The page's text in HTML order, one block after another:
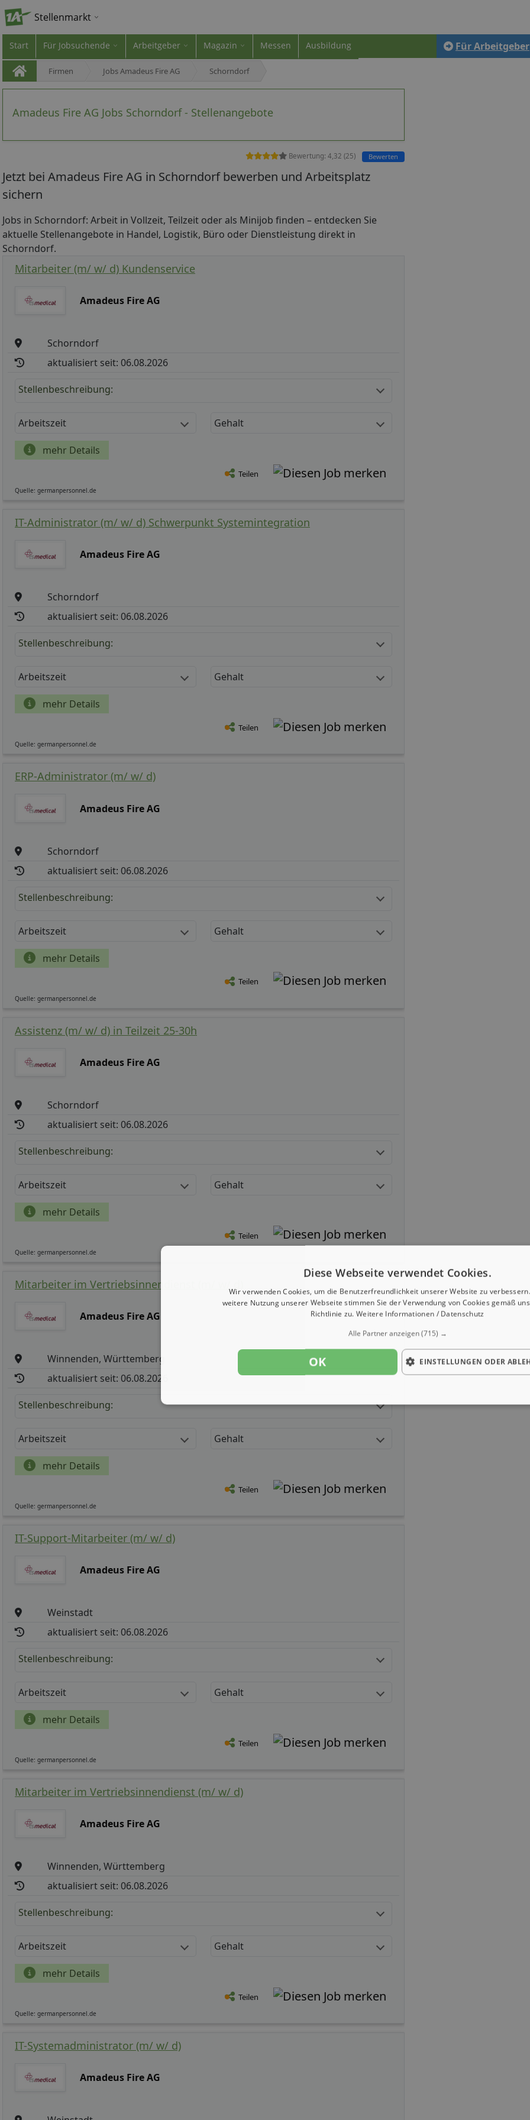
Stellenmarkt
Start Für Jobsuchende Arbeitgeber Magazin Messen Ausbildung Für Arbeitgeber
Firmen Jobs Amadeus Fire AG Schorndorf
Amadeus Fire AG Jobs Schorndorf - Stellenangebote
Bewertung: 4,32 (25) Bewerten
Jetzt bei Amadeus Fire AG in Schorndorf bewerben und Arbeitsplatz
sichern
Jobs in Schorndorf: Arbeit in Vollzeit, Teilzeit oder als Minijob finden – entdecken Sie
aktuelle Stellenangebote in Handel, Logistik, Büro oder Dienstleistung direkt in
Schorndorf.
Mitarbeiter (m/ w/ d) Kundenservice
Amadeus Fire AG
Schorndorf
aktualisiert seit: 06.08.2026
Stellenbeschreibung:
Arbeitszeit Gehalt
mehr Details
Teilen
Quelle: germanpersonnel.de
IT-Administrator (m/ w/ d) Schwerpunkt Systemintegration
Amadeus Fire AG
Schorndorf
aktualisiert seit: 06.08.2026
Stellenbeschreibung:
Arbeitszeit Gehalt
mehr Details
Teilen
Quelle: germanpersonnel.de
ERP-Administrator (m/ w/ d)
Amadeus Fire AG
Schorndorf
aktualisiert seit: 06.08.2026
Stellenbeschreibung:
Arbeitszeit Gehalt
mehr Details
Teilen
Quelle: germanpersonnel.de
Assistenz (m/ w/ d) in Teilzeit 25-30h
Amadeus Fire AG
Schorndorf
aktualisiert seit: 06.08.2026
Stellenbeschreibung:
Arbeitszeit Gehalt
mehr Details
Teilen
Quelle: germanpersonnel.de
Mitarbeiter im Vertriebsinnendienst (m/ w/ d)
Amadeus Fire AG
Winnenden, Württemberg
aktualisiert seit: 06.08.2026
Stellenbeschreibung:
Arbeitszeit Gehalt
mehr Details
Teilen
Quelle: germanpersonnel.de
IT-Support-Mitarbeiter (m/ w/ d)
Amadeus Fire AG
Weinstadt
aktualisiert seit: 06.08.2026
Stellenbeschreibung:
Arbeitszeit Gehalt
mehr Details
Teilen
Quelle: germanpersonnel.de
Mitarbeiter im Vertriebsinnendienst (m/ w/ d)
Amadeus Fire AG
Winnenden, Württemberg
aktualisiert seit: 06.08.2026
Stellenbeschreibung:
Arbeitszeit Gehalt
mehr Details
Teilen
Quelle: germanpersonnel.de
IT-Systemadministrator (m/ w/ d)
Amadeus Fire AG
Diese Webseite verwendet Cookies.
Wir verwenden Cookies, um die Benutzerfreundlichkeit unserer Website zu
weitere Nutzung unserer Webseite stimmen Sie der Verwendung von Cookies gemäß
Richtlinie zu. Weitere Informationen / Datenschutz
Alle Partner anzeigen(715) →
OK EINSTELLUNGEN ODER